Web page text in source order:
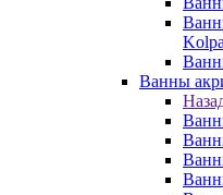
Ванны